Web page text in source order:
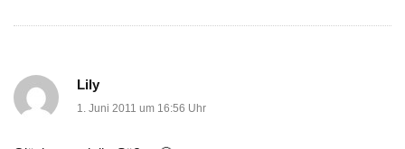
Lily
1. Juni 2011 um 16:56 Uhr